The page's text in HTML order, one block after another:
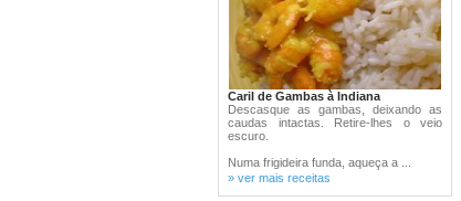
Caril de Gambas à Indiana
Descasque as gambas, deixando as
caudas intactas. Retire-lhes o veio
escuro.
Numa frigideira funda, aqueça a ...
» ver mais receitas